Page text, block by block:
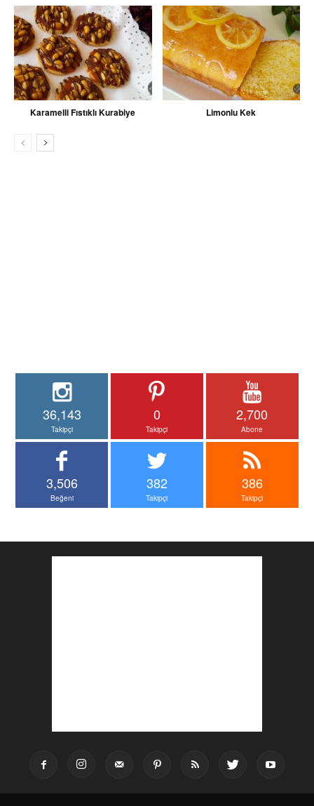
Karamelli Fıstıklı Kurabiye Limonlu Kek
36,143
Takipçi
0
Takipçi
2,700
Abone
3,506
Beğeni
382
Takipçi
386
Takipçi